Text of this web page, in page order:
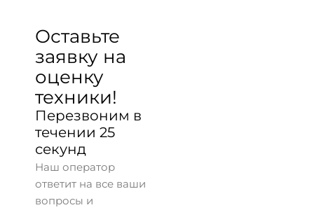
Оставьте
заявку на
оценку
техники!
Перезвоним в
течении 25
секунд
Наш оператор
ответит на все ваши
вопросы и